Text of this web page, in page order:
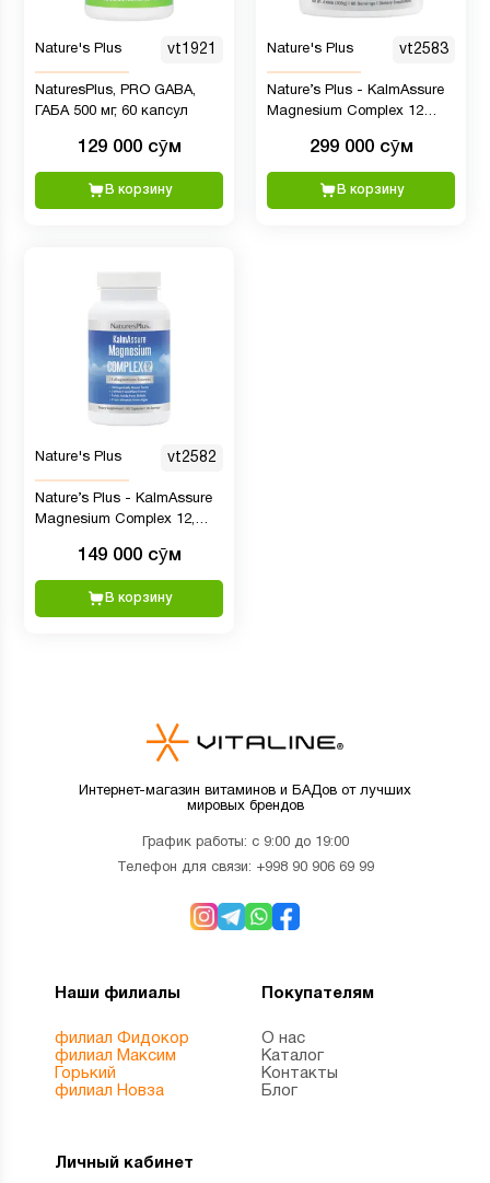
Nature's Plus vt1921
NaturesPlus, PRO GABA,
ГАБА 500 мг, 60 капсул
129 000 сӯм
В корзину
Nature's Plus vt2583
Nature’s Plus - KalmAssure
Magnesium Complex 12
299 000 сӯм
В корзину
Nature's Plus vt2582
Nature’s Plus - KalmAssure
Magnesium Complex 12,
149 000 сӯм
В корзину
Интернет-магазин витаминов и БАДов от лучших
мировых брендов
График работы: с 9:00 до 19:00
Телефон для связи: +998 90 906 69 99
Наши филиалы
филиал Фидокор
филиал Максим
Горький
филиал Новза
Покупателям
О нас
Каталог
Контакты
Блог
Личный кабинет